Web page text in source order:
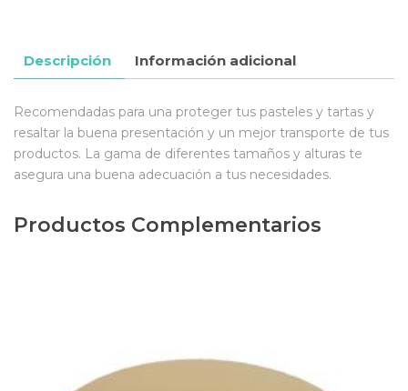
Descripción Información adicional
Recomendadas para una proteger tus pasteles y tartas y
resaltar la buena presentación y un mejor transporte de tus
productos. La gama de diferentes tamaños y alturas te
asegura una buena adecuación a tus necesidades.
Productos Complementarios